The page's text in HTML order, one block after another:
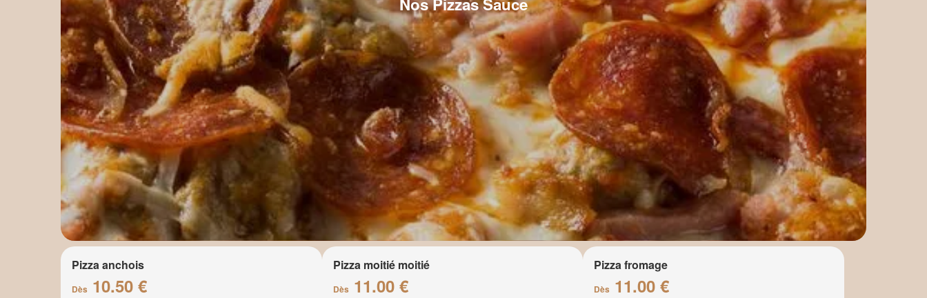
Pizza anchois
Dès 10.50 €
Pizza moitié moitié
Dès 11.00 €
Pizza fromage
Dès 11.00 €